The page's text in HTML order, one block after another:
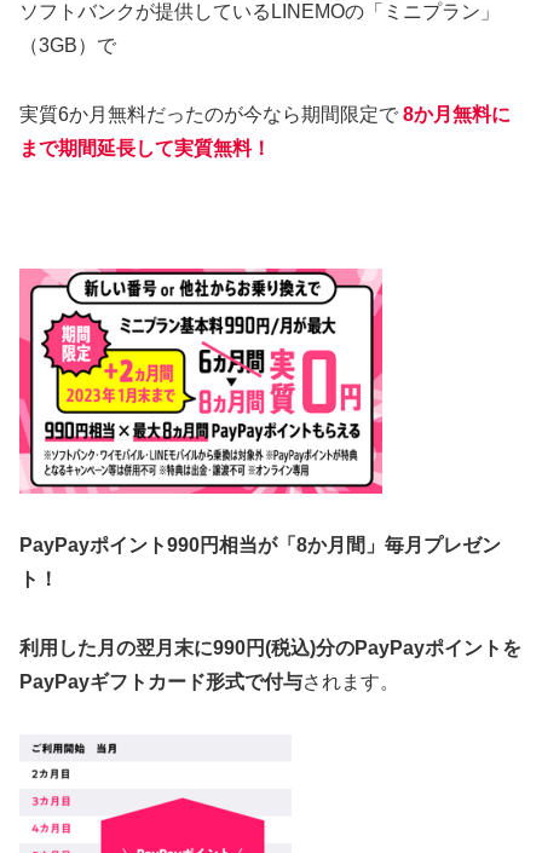
ソフトバンクが提供しているLINEMOの「ミニプラン」
（3GB）で
実質6か月無料だったのが今なら期間限定で 8か月無料に
まで期間延長して実質無料！
PayPayポイント990円相当が「8か月間」毎月プレゼン
ト！
利用した月の翌月末に990円(税込)分のPayPayポイントを
PayPayギフトカード形式で付与されます。